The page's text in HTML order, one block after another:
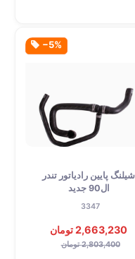
‎−5%
شیلنگ پایین رادیاتور تندر
ال90 جدید
3347
2,663,230 تومان
2,803,400 تومان